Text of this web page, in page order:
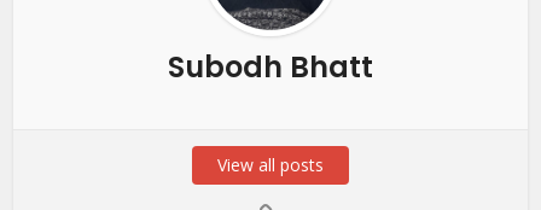
Subodh Bhatt
View all posts